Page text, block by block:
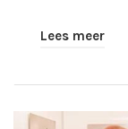
Lees meer